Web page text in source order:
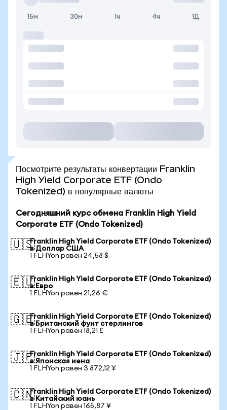
15м 30м 1ч 4ч 1Д
Посмотрите результаты конвертации Franklin
High Yield Corporate ETF (Ondo
Tokenized) в популярные валюты
Сегодняшний курс обмена Franklin High Yield
Corporate ETF (Ondo Tokenized)
🇺🇸Franklin High Yield Corporate ETF (Ondo Tokenized)
в Доллар США
1 FLHYon равен 24,58 $
🇪🇺Franklin High Yield Corporate ETF (Ondo Tokenized)
в Евро
1 FLHYon равен 21,26 €
🇬🇧Franklin High Yield Corporate ETF (Ondo Tokenized)
в Британский фунт стерлингов
1 FLHYon равен 18,21 £
🇯🇵Franklin High Yield Corporate ETF (Ondo Tokenized)
в Японская иена
1 FLHYon равен 3 872,12 ¥
🇨🇳Franklin High Yield Corporate ETF (Ondo Tokenized)
в Китайский юань
1 FLHYon равен 165,87 ¥